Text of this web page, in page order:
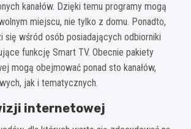
kanałów. Dzięki temu programy mogą
miejscu, nie tylko z domu. Ponadto,
się wśród osób posiadających odbiorniki
funkcję Smart TV. Obecnie pakiety
mogą obejmować ponad sto kanałów,
jak i tematycznych.
internetowej